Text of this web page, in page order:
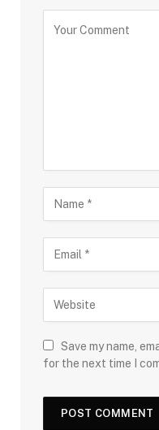
Save my name,
for the next time I